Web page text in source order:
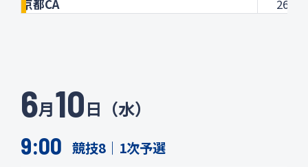
京都CA
261.1
6月10日（水）
9:00 競技8｜1次予選